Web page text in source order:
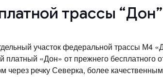
трассы
участок федеральной трассы М4
«Дон» от прежнего бесплатного
через речку Северка, более